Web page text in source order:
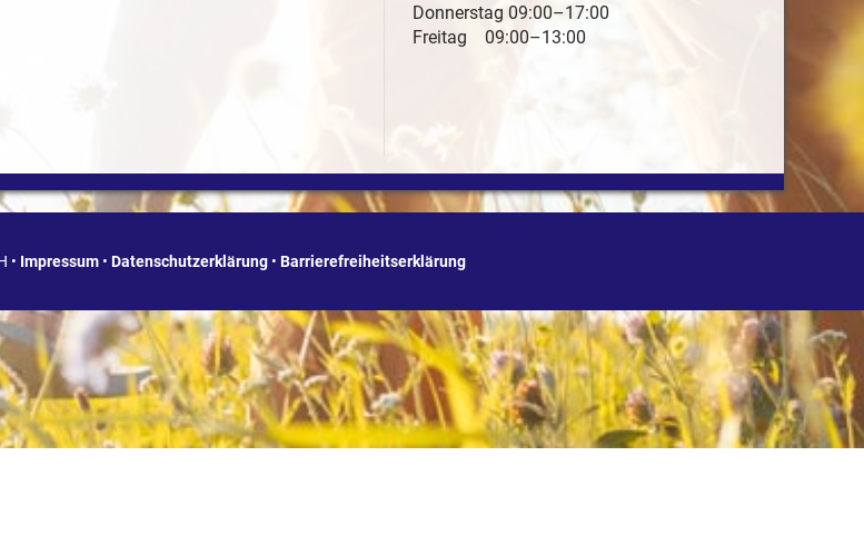
Donnerstag 09:00–17:00
Freitag 09:00–13:00
• Impressum • Datenschutzerklärung • Barrierefreiheitserklärung